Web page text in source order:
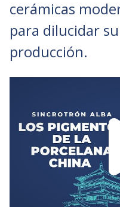
cerámicas
para dilucidar
producción.